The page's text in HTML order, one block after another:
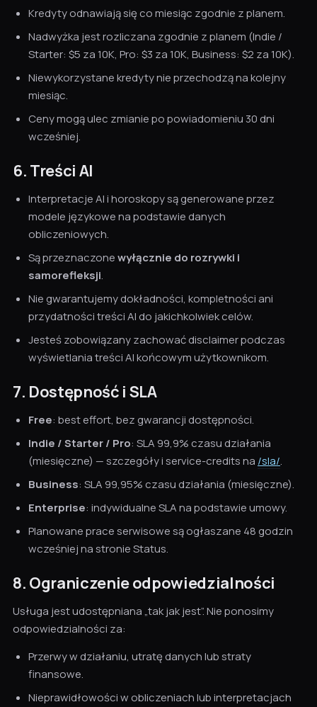
Kredyty odnawiają się co miesiąc zgodnie z planem.
Nadwyżka jest rozliczana zgodnie z planem (Indie /
Starter: $5 za 10K, Pro: $3 za 10K, Business: $2 za 10K).
Niewykorzystane kredyty nie przechodzą na kolejny
miesiąc.
Ceny mogą ulec zmianie po powiadomieniu 30 dni
wcześniej.
6. Treści AI
Interpretacje AI i horoskopy są generowane przez
modele językowe na podstawie danych
obliczeniowych.
Są przeznaczonewyłącznie do rozrywki i
samorefleksji.
Nie gwarantujemy dokładności, kompletności ani
przydatności treści AI do jakichkolwiek celów.
Jesteś zobowiązany zachować disclaimer podczas
wyświetlania treści AI końcowym użytkownikom.
7. Dostępność i SLA
Free: best effort, bez gwarancji dostępności.
Indie / Starter / Pro: SLA 99,9% czasu działania
(miesięczne) — szczegóły i service-credits na /sla/.
Business: SLA 99,95% czasu działania (miesięczne).
Enterprise: indywidualne SLA na podstawie umowy.
Planowane prace serwisowe są ogłaszane 48 godzin
wcześniej na stronie Status.
8. Ograniczenie odpowiedzialności
Usługa jest udostępniana „tak jak jest”. Nie ponosimy
odpowiedzialności za:
Przerwy w działaniu, utratę danych lub straty
finansowe.
Nieprawidłowości w obliczeniach lub interpretacjach